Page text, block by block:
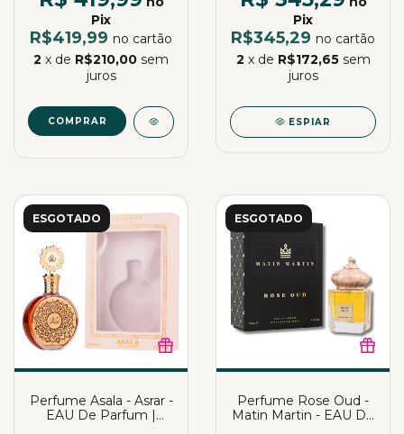
Pix
R$419,99 no cartão
2 x de R$210,00 sem
juros
COMPRAR
Pix
R$345,29 no cartão
2 x de R$172,65 sem
juros
ESPIAR
ESGOTADO
Perfume Asala - Asrar -
EAU De Parfum |
ESGOTADO
Perfume Rose Oud -
Matin Martin - EAU De